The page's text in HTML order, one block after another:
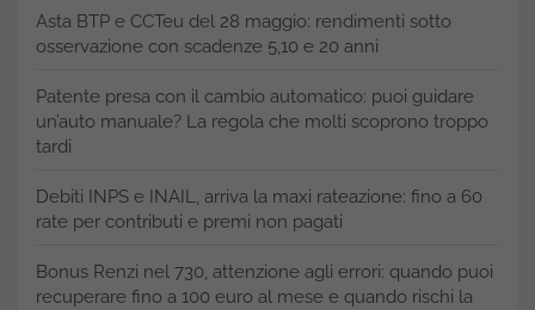
Asta BTP e CCTeu del 28 maggio: rendimenti sotto
osservazione con scadenze 5,10 e 20 anni
Patente presa con il cambio automatico: puoi guidare
un’auto manuale? La regola che molti scoprono troppo
tardi
Debiti INPS e INAIL, arriva la maxi rateazione: fino a 60
rate per contributi e premi non pagati
Bonus Renzi nel 730, attenzione agli errori: quando puoi
recuperare fino a 100 euro al mese e quando rischi la